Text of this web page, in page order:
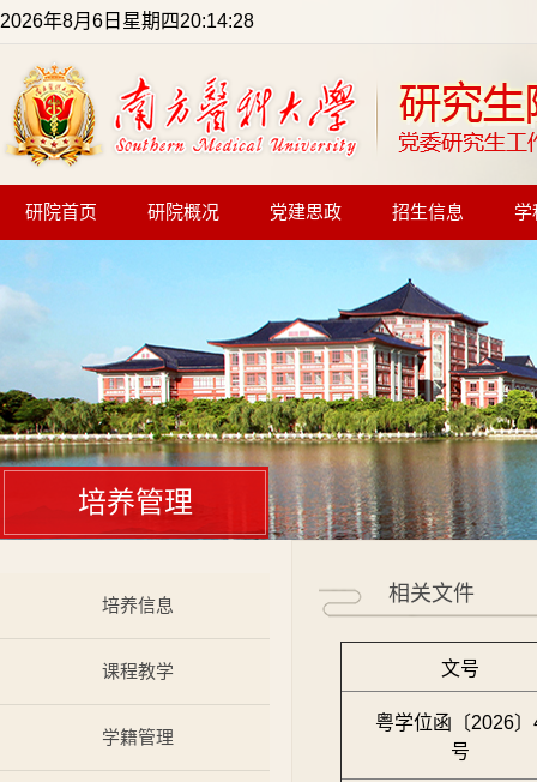
2026年8月6日星期四20:14:28
研院首页 研院概况 党建思政 招生信息 学
培养管理
培养信息
课程教学
学籍管理
相关文件
文号
粤学位函〔2026〕
号